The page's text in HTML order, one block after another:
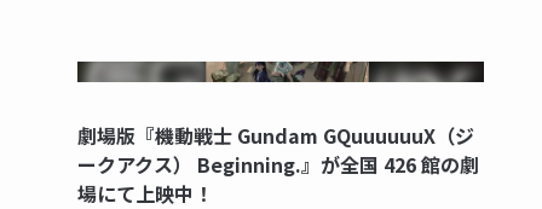
NOW PRINTING...
劇場版『機動戦士 Gundam GQuuuuuuX（ジ
ークアクス） Beginning.』が全国 426 館の劇
場にて上映中！